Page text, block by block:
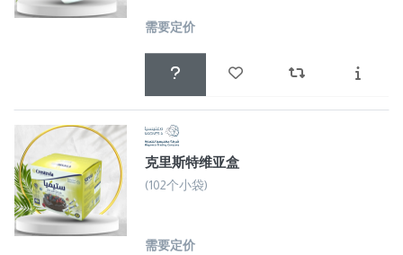
需要定价
克里斯特维亚盒
(102个小袋)
需要定价